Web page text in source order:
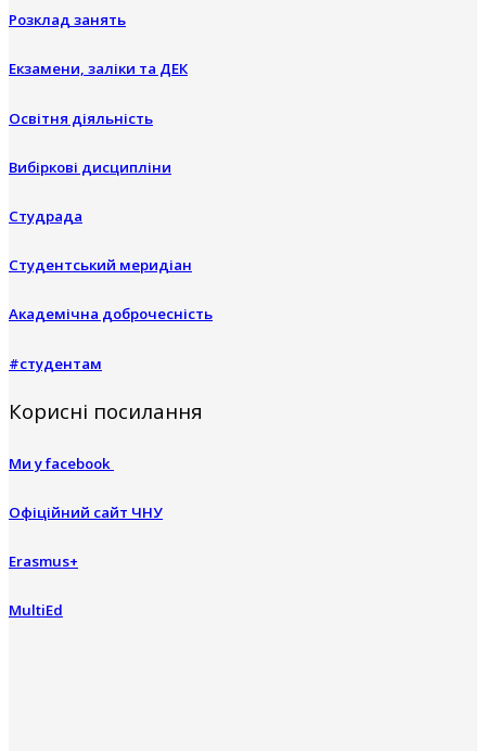
Розклад занять
Екзамени, заліки та ДЕК
Освітня діяльність
Вибіркові дисципліни
Студрада
Студентський меридіан
Академічна доброчесність
#студентам
Корисні посилання
Ми у facebook
Офіційний сайт ЧНУ
Erasmus+
MultiEd